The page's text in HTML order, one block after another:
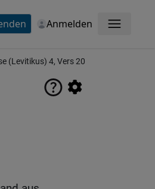
Anmelden Menü
(Levitikus) 4, Vers 20